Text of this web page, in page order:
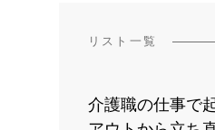
リスト一覧
介護職の仕事で